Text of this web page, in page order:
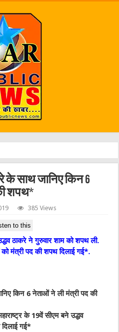
के साथ जानिए किन 6
शपथ*
385 Views
to this
ठाकरे ने गुरुवार शाम को शपथ ली.
मंत्री पद की शपथ दिलाई गई*.
किन 6 नेताओं ने ली मंत्री पद की
के 19वें सीएम बने उद्धव
गई*